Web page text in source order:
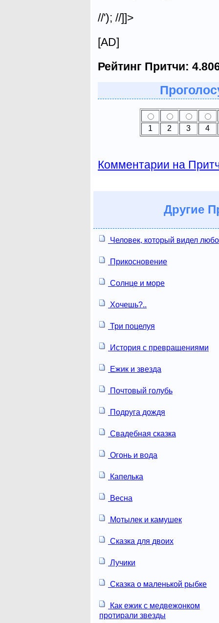
//'); //]]>
[AD]
Рейтинг Притчи:
1 2 3 4
Комментарии на
Другие
Человек, который видел
Прикосновение
Солнце и море
Хочешь?..
Три поцелуя
История с превращениями
Ежик и звезда
Почтовый голубь
Подруга дождя
Свадебная сказка
Огонь и вода
Капелька
Весна
Мотылек и камушек
Сказка для двоих
Лучики
Сказка о маленькой рыбке
Как ежик с медвежонком
протирали звезды